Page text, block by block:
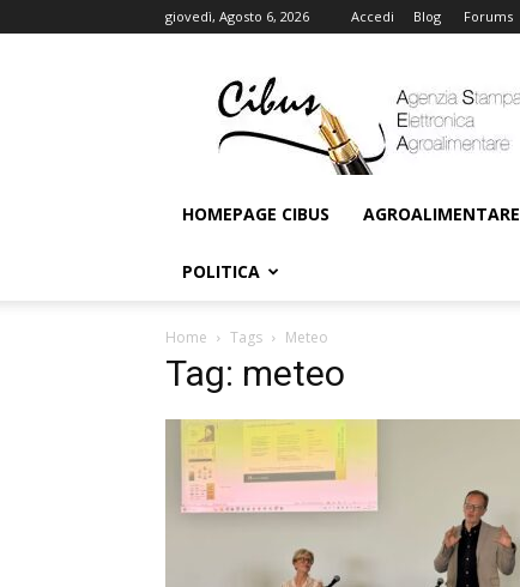
giovedì, Agosto 6, 2026 Accedi Blog Forums
Online
HOMEPAGE CIBUS AGROALIMENTARE
POLITICA
Home Tags Meteo
Tag: meteo